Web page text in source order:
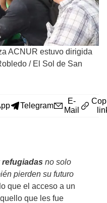
ACNUR estuvo dirigida
/ El Sol de San
Telegram
E-
Mail
no solo
pierden su futuro
que el acceso a un
que les fue